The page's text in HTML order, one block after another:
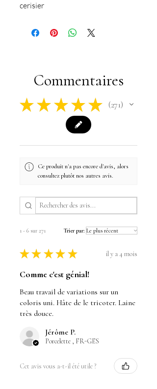
cerisier
Commentaires
★ ★ ★ ★ ★ 271
271
Ce produit n'a pas encore d'avis, alors
consultez plutôt nos autres avis.
1 - 6 sur 271 Trier par:
★ ★ ★ ★ ★ il y a 4 mois
Comme c'est génial!
Beau travail de variations sur un
coloris uni. Hâte de le tricoter. Laine
très douce.
Jérôme P.
Porcelette , FR-GES
Cet avis vous a-t-il été utile ?